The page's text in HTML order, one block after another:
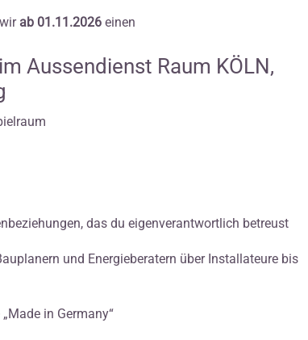
ab 01.11.2026 einen
Aussendienst Raum KÖLN,
das du eigenverantwortlich betreust
und Energieberatern über Installateure bis
in Germany“